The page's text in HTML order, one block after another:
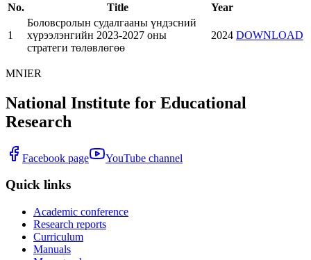
No. Title Year
1
Боловсролын судалгааны үндэсний
хүрээлэнгийн 2023-2027 оны
стратеги төлөвлөгөө
2024 DOWNLOAD
MNIER
National Institute for Educational
Research
Facebook page YouTube channel
Quick links
Academic conference
Research reports
Curriculum
Manuals